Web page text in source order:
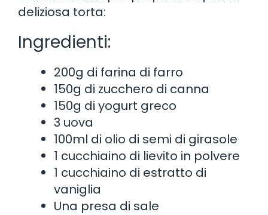
deliziosa torta:
Ingredienti:
200g di farina di farro
150g di zucchero di canna
150g di yogurt greco
3 uova
100ml di olio di semi di girasole
1 cucchiaino di lievito in polvere
1 cucchiaino di estratto di
vaniglia
Una presa di sale